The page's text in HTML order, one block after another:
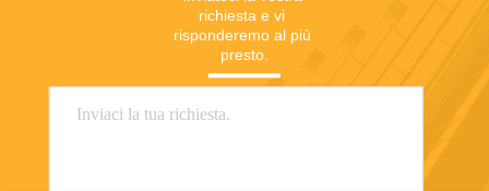
richiesta e vi
risponderemo al più
presto.